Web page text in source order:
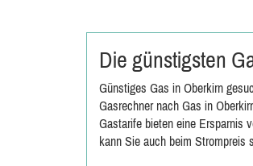
Die günstigsten
Günstiges Gas in Oberkirn
Gasrechner nach Gas in
Gastarife bieten eine Ersparnis
kann Sie auch beim Strompreis